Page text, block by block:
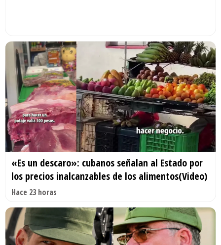
«Es un descaro»: cubanos señalan al Estado por
los precios inalcanzables de los alimentos(Video)
Hace 23 horas